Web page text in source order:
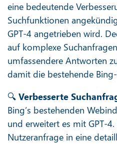
eine bedeutende
Suchfunktionen
GPT-4 angetrieben wird.
auf komplexe
umfassendere Antworten
damit die bestehende
🔍 Verbesserte
Bing’s bestehenden
und erweitert es mit GPT-
Nutzeranfrage in eine